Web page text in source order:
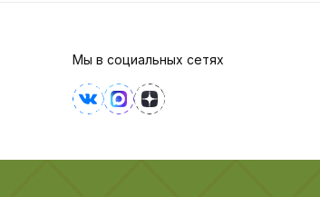
Мы в социальных сетях